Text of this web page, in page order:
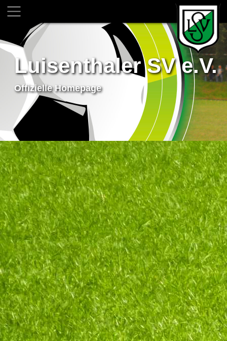
Luisenthaler SV e.V.
Offizielle Homepage